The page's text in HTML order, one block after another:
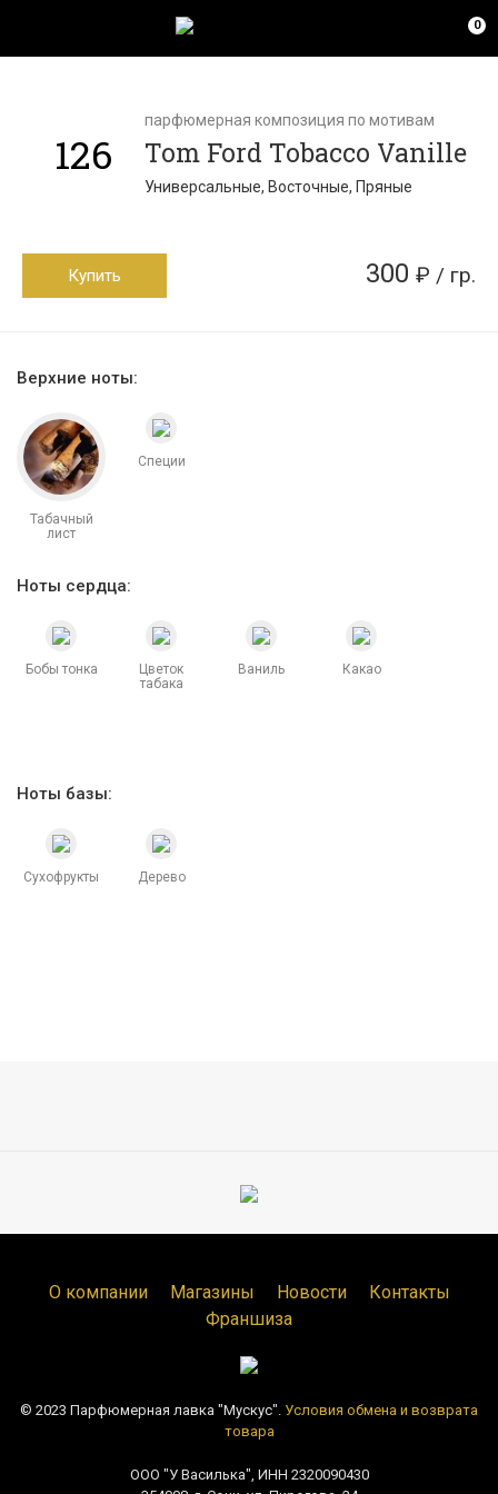
0
126
парфюмерная композиция по мотивам
Tom Ford Tobacco Vanille
Универсальные, Восточные, Пряные
Купить 300 ₽ / гр.
Верхние ноты:
Табачный
лист
Специи
Ноты сердца:
Бобы тонка
Цветок
табака
Ваниль Какао
Ноты базы:
Сухофрукты Дерево
О компании Магазины Новости
Контакты
Франшиза
© 2023 Парфюмерная лавка "Мускус". Условия обмена и возврата
товара
ООО "У Василька", ИНН 2320090430